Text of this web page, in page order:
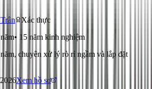
Xác thực
• 15 năm kinh nghiệm
chuyên xử lý rò rỉ ngầm và lắp đặt
Xem hồ sơ